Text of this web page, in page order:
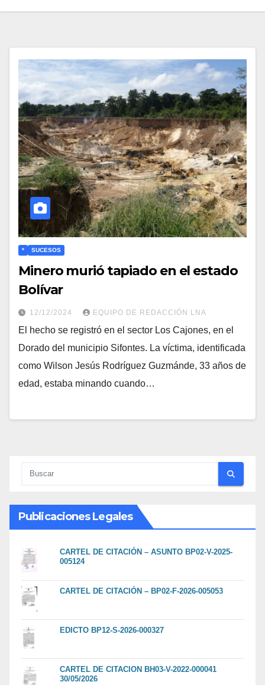
* SUCESOS
Minero murió tapiado en el estado
Bolívar
12/12/2024 EQUIPO DE REDACCIÓN LNA
El hecho se registró en el sector Los Cajones, en el
Dorado del municipio Sifontes. La víctima, identificada
como Wilson Jesús Rodríguez Guzmánde, 33 años de
edad, estaba minando cuando…
Publicaciones Legales
CARTEL DE CITACIÓN – ASUNTO BP02-V-2025-
005124
CARTEL DE CITACIÓN – BP02-F-2026-005053
EDICTO BP12-S-2026-000327
CARTEL DE CITACION BH03-V-2022-000041
30/05/2026